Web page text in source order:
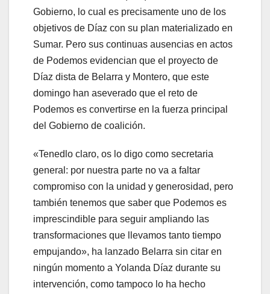
Gobierno, lo cual es precisamente uno de los
objetivos de Díaz con su plan materializado en
Sumar. Pero sus continuas ausencias en actos
de Podemos evidencian que el proyecto de
Díaz dista de Belarra y Montero, que este
domingo han aseverado que el reto de
Podemos es convertirse en la fuerza principal
del Gobierno de coalición.
«Tenedlo claro, os lo digo como secretaria
general: por nuestra parte no va a faltar
compromiso con la unidad y generosidad, pero
también tenemos que saber que Podemos es
imprescindible para seguir ampliando las
transformaciones que llevamos tanto tiempo
empujando», ha lanzado Belarra sin citar en
ningún momento a Yolanda Díaz durante su
intervención, como tampoco lo ha hecho